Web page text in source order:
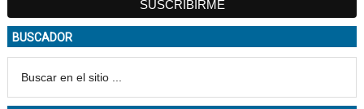
BUSCADOR